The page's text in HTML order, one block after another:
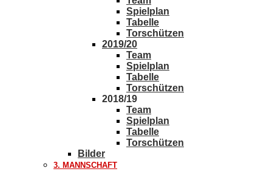
Spielplan
Tabelle
Torschützen
2019/20
Team
Spielplan
Tabelle
Torschützen
2018/19
Team
Spielplan
Tabelle
Torschützen
Bilder
3. MANNSCHAFT